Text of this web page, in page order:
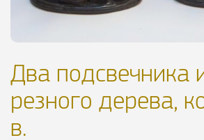
Два подсвечника
резного дерева,
в.